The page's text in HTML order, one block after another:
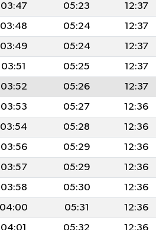
03:47 05:23 12:37
03:48 05:24 12:37
03:49 05:24 12:37
03:51 05:25 12:37
03:52 05:26 12:37
03:53 05:27 12:36
03:54 05:28 12:36
03:56 05:29 12:36
03:57 05:29 12:36
03:58 05:30 12:36
04:00 05:31 12:36
04:01 05:32 12:36